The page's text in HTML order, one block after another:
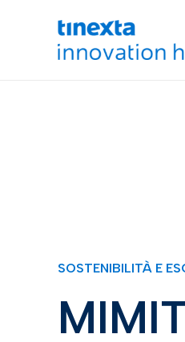
SOSTENIBILITÀ E